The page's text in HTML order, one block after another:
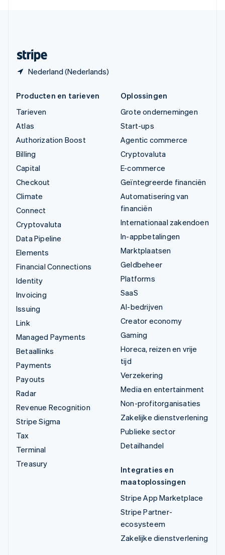
Nederland (Nederlands)
Producten en tarieven
Tarieven
Atlas
Authorization Boost
Billing
Capital
Checkout
Climate
Connect
Cryptovaluta
Data Pipeline
Elements
Financial Connections
Identity
Invoicing
Issuing
Link
Managed Payments
Betaallinks
Payments
Payouts
Radar
Revenue Recognition
Stripe Sigma
Tax
Terminal
Treasury
Oplossingen
Grote ondernemingen
Start-ups
Agentic commerce
Cryptovaluta
E-commerce
Geïntegreerde financiën
Automatisering van
financiën
Internationaal zakendoen
In-appbetalingen
Marktplaatsen
Geldbeheer
Platforms
SaaS
AI-bedrijven
Creator economy
Gaming
Horeca, reizen en vrije
tijd
Verzekering
Media en entertainment
Non-profitorganisaties
Zakelijke dienstverlening
Publieke sector
Detailhandel
Integraties en
maatoplossingen
Stripe App Marketplace
Stripe Partner-
ecosysteem
Zakelijke dienstverlening